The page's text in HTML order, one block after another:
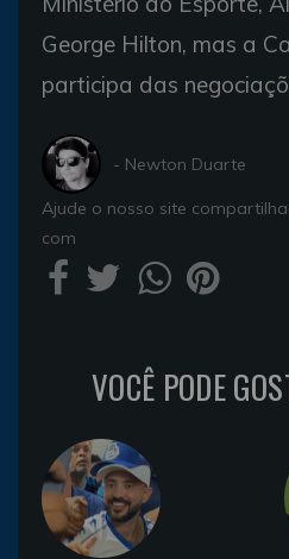
George Hilton, mas a
participa das
- Newton Duarte
Ajude o nosso site
com
VOCÊ PODE